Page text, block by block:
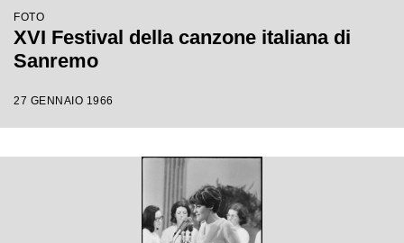
FOTO
XVI Festival della canzone italiana di
Sanremo
27 GENNAIO 1966